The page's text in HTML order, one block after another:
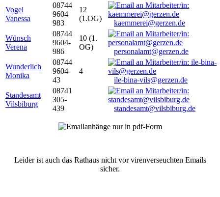
Vogel
Vanessa
08744
9604
983
12
(1.OG)
kaemmerei@gerzen.de
Wünsch
Verena
08744
9604-
986
10 (1.
OG)
personalamt@gerzen.de
Wunderlich
Monika
08744
9604-
43
4
ile-bina-vils@gerzen.de
Standesamt
Vilsbiburg
08741
305-
439
standesamt@vilsbiburg.de
Leider ist auch das Rathaus nicht vor virenverseuchten Emails
sicher.